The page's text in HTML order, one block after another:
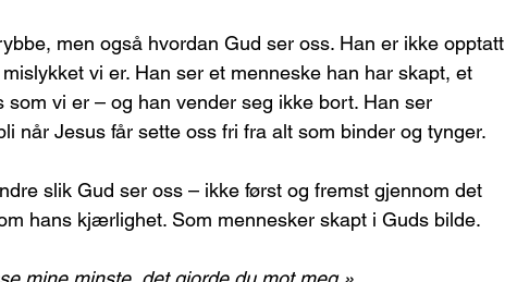
men også hvordan Gud ser oss. Han er ikke opptatt
vi er. Han ser et menneske han har skapt, et
som vi er – og han vender seg ikke bort. Han ser
når Jesus får sette oss fri fra alt som binder og tynger.
slik Gud ser oss – ikke først og fremst gjennom det
hans kjærlighet. Som mennesker skapt i Guds bilde.